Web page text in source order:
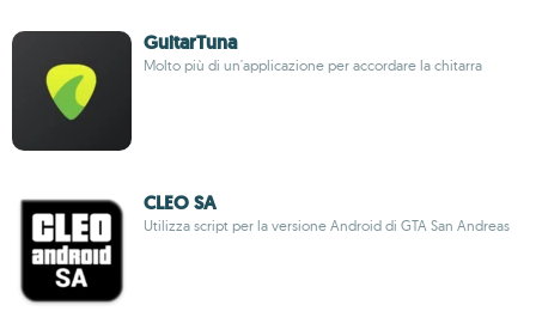
GuitarTuna
Molto più di un'applicazione per accordare la chitarra
CLEO SA
Utilizza script per la versione Android di GTA San Andreas